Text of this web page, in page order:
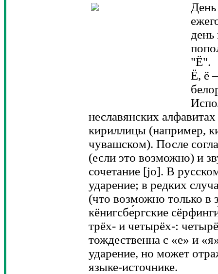
день
"Ё".
Ё, ё
неславянских
кириллицы (например,
чувашском). После
(если это возможно) и
сочетание [jo]. В
ударение; в редких
(что возможно только в
кёнигсбе́ргские
трёх- и четырёх-:
тождественна с «е» и
ударение, но может
языке-источнике.